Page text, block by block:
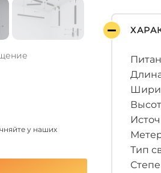
у наших
Тип